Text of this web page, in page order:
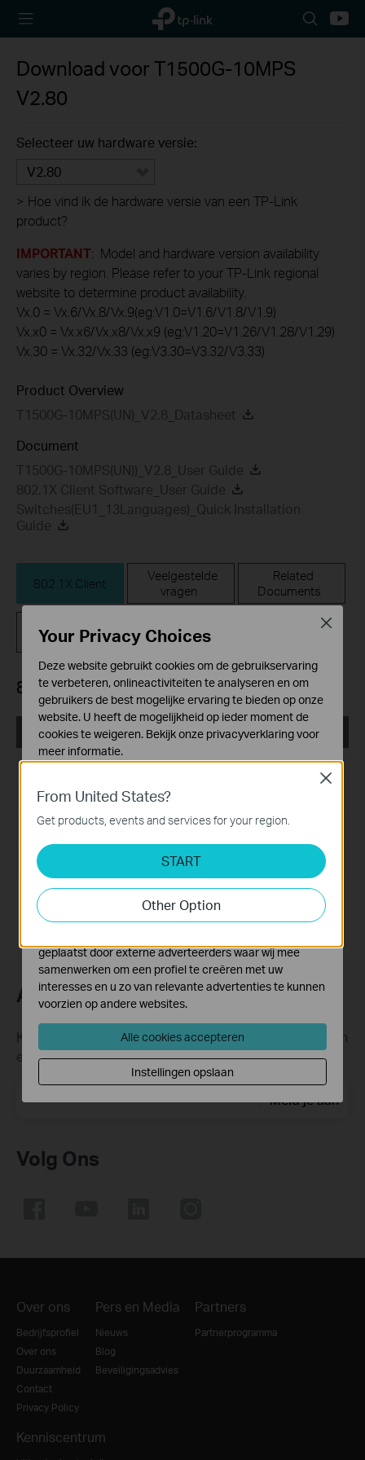
TP-Link,
Reliably
Search
icon
Download voorT1500G-10MPS
V2.80
Selecteer uw hardware versie:
V2.80
> Hoe vind ik de hardware versie van een TP-Link
product?
IMPORTANT: Model and hardware version availability
varies by region. Please refer to your TP-Link regional
website to determine product availability.
Vx.0 = Vx.6/Vx.8/Vx.9(eg:V1.0=V1.6/V1.8/V1.9)
Vx.x0 = Vx.x6/Vx.x8/Vx.x9 (eg:V1.20=V1.26/V1.28/V1.29)
Vx.30 = Vx.32/Vx.33 (eg:V3.30=V3.32/V3.33)
Product Overview
T1500G-10MPS(UN)_V2.8_Datasheet
Document
T1500G-10MPS(UN))_V2.8_User Guide
802.1X Client Software_User Guide
Switches(EU1_13Languages)_Quick Installation
Guide
802.1X Client
Veelgestelde
vragen
Related
Documents
Firmware
802.1X Client
TP-LINK_802.1X_Client_Software
Publicatiedatum:2017-09-05
Taal:Engels
Bestandsgrootte:
Besturingssysteem: Win2000/XP/2003/Vista/7/8/8.1/10
Abonneer
Krijg updates over nieuwe producten, samenwerkingen
en ander interessant nieuws
Meld je aan
Volg Ons
Over ons
Bedrijfsprofiel
Over ons
Duurzaamheid
Contact
Privacy Policy
Pers en Media
Nieuws
Blog
Beveiligingsadvies
Partners
Partnerprogramma
Kenniscentrum
From United States?
Get products, events and services for your region.
START
Other Option
Close
Your Privacy Choices
Deze website gebruikt cookies om de gebruikservaring
te verbeteren, onlineactiviteiten te analyseren en om
gebruikers de best mogelijke ervaring te bieden op onze
website. U heeft de mogelijkheid op ieder moment de
cookies te weigeren. Bekijk onze privacyverklaringvoor
meer informatie.
Deze cookies zijn noodzakelijk voor de werking van de
website en kunnen niet worden uitgeschakeld.
Analyse en Marketing Cookies
Cookies voor analyse geven ons de mogelijkheid uw
activiteiten op onze website te volgen en zo de
functionaliteit van de website aan te passen en te
verbeteren.
geplaatst door externe adverteerders waar wij mee
samenwerken om een profiel te creëren met uw
interesses en u zo van relevante advertenties te kunnen
voorzien op andere websites.
Alle cookies accepteren
Instellingen opslaan
Close